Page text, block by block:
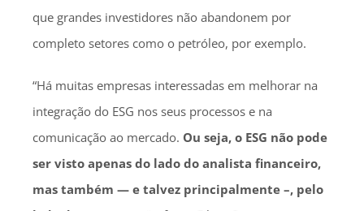
que grandes investidores não abandonem por
completo setores como o petróleo, por exemplo.
“Há muitas empresas interessadas em melhorar na
integração do ESG nos seus processos e na
comunicação ao mercado. Ou seja, o ESG não pode
ser visto apenas do lado do analista financeiro,
mas também — e talvez principalmente –, pelo